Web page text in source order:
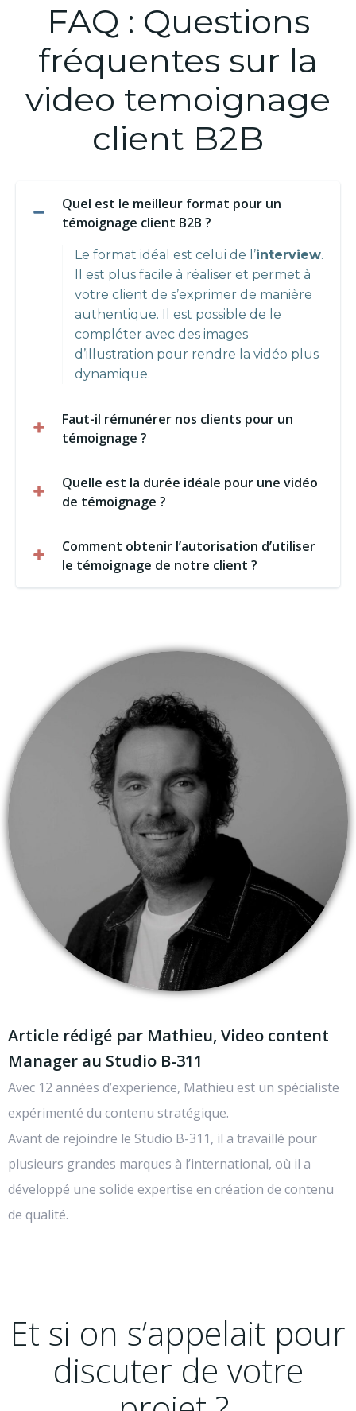
FAQ : Questions
fréquentes sur la
video temoignage
client B2B
Quel est le meilleur format pour un
témoignage client B2B ?
Le format idéal est celui de l’interview.
Il est plus facile à réaliser et permet à
votre client de s’exprimer de manière
authentique. Il est possible de le
compléter avec des images
d’illustration pour rendre la vidéo plus
dynamique.
Faut-il rémunérer nos clients pour un
témoignage ?
Quelle est la durée idéale pour une vidéo
de témoignage ?
Comment obtenir l’autorisation d’utiliser
le témoignage de notre client ?
Article rédigé par Mathieu, Video content
Manager au Studio B-311
Avec 12 années d’experience, Mathieu est un spécialiste
expérimenté du contenu stratégique.
Avant de rejoindre le Studio B-311, il a travaillé pour
plusieurs grandes marques à l’international, où il a
développé une solide expertise en création de contenu
de qualité.
Et si on s’appelait pour
discuter de votre